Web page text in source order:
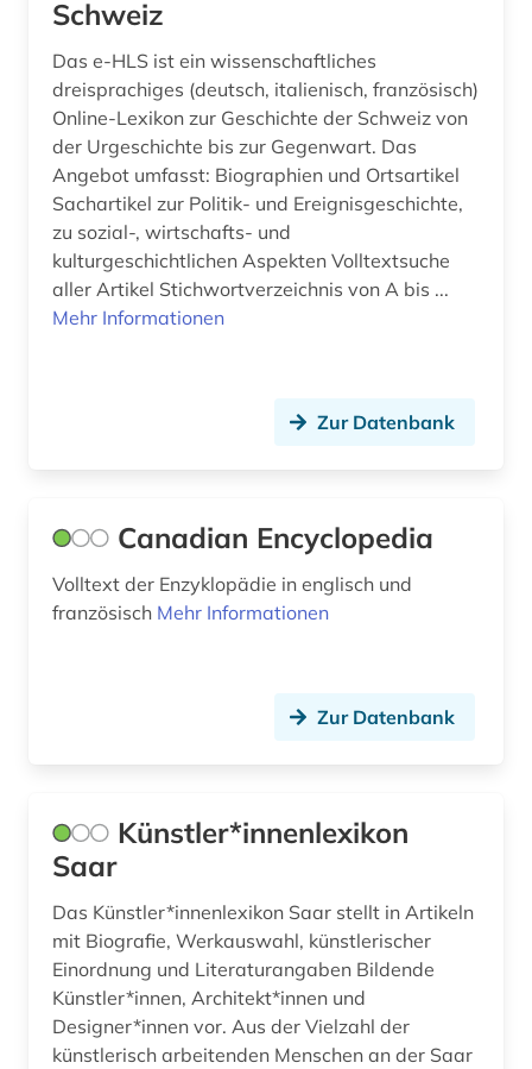
Schweiz
Das e-HLS ist ein wissenschaftliches
dreisprachiges (deutsch, italienisch, französisch)
Online-Lexikon zur Geschichte der Schweiz von
der Urgeschichte bis zur Gegenwart. Das
Angebot umfasst: Biographien und Ortsartikel
Sachartikel zur Politik- und Ereignisgeschichte,
zu sozial-, wirtschafts- und
kulturgeschichtlichen Aspekten Volltextsuche
aller Artikel Stichwortverzeichnis von A bis ...
Mehr Informationen
Zur Datenbank
Canadian Encyclopedia
Volltext der Enzyklopädie in englisch und
französisch Mehr Informationen
Zur Datenbank
Künstler*innenlexikon
Saar
Das Künstler*innenlexikon Saar stellt in Artikeln
mit Biografie, Werkauswahl, künstlerischer
Einordnung und Literaturangaben Bildende
Künstler*innen, Architekt*innen und
Designer*innen vor. Aus der Vielzahl der
künstlerisch arbeitenden Menschen an der Saar